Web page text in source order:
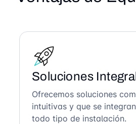
Soluciones
Ofrecemos soluciones
intuitivas y que se
todo tipo de instalación.